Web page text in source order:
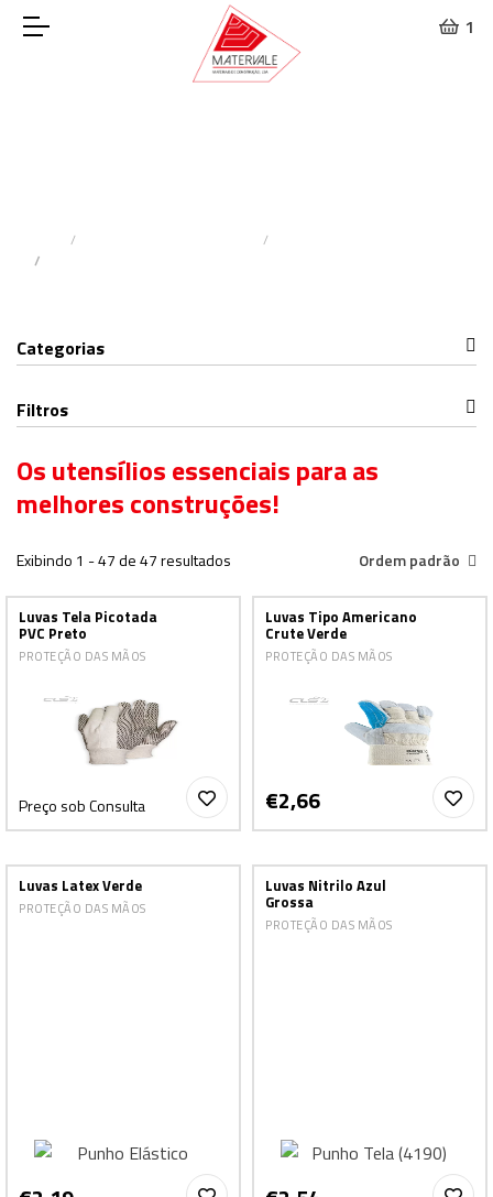
1
Categorias
Filtros
Os utensílios essenciais para as
melhores construções!
Exibindo 1 - 47 de 47 resultados Ordem padrão
Luvas Tela Picotada
PVC Preto
PROTEÇÃO DAS MÃOS
Preço sob Consulta
Luvas Tipo Americano
Crute Verde
PROTEÇÃO DAS MÃOS
€2,66
Luvas Latex Verde
PROTEÇÃO DAS MÃOS
Luvas Nitrilo Azul
Grossa
PROTEÇÃO DAS MÃOS